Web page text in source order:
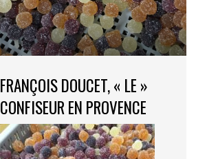
FRANÇOIS DOUCET, « LE »
CONFISEUR EN PROVENCE